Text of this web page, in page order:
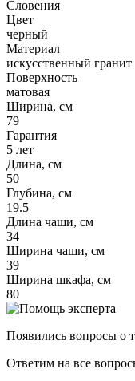
Словения
Цвет
черный
Материал
искусственный гранит
Поверхность
матовая
Ширина, см
79
Гарантия
5 лет
Длина, см
50
Глубина, см
19.5
Длина чаши, см
34
Ширина чаши, см
39
Ширина шкафа, см
80
Появились вопросы о
Ответим на все